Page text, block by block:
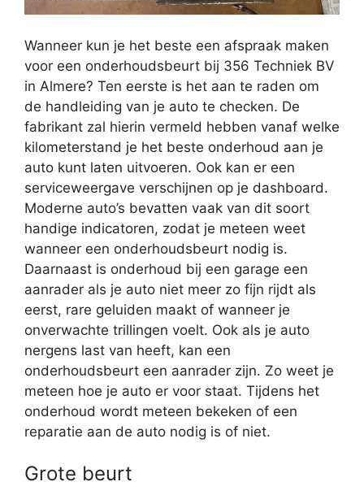
Wanneer kun je het beste een afspraak maken
voor een onderhoudsbeurt bij 356 Techniek BV
in Almere? Ten eerste is het aan te raden om
de handleiding van je auto te checken. De
fabrikant zal hierin vermeld hebben vanaf welke
kilometerstand je het beste onderhoud aan je
auto kunt laten uitvoeren. Ook kan er een
serviceweergave verschijnen op je dashboard.
Moderne auto’s bevatten vaak van dit soort
handige indicatoren, zodat je meteen weet
wanneer een onderhoudsbeurt nodig is.
Daarnaast is onderhoud bij een garage een
aanrader als je auto niet meer zo fijn rijdt als
eerst, rare geluiden maakt of wanneer je
onverwachte trillingen voelt. Ook als je auto
nergens last van heeft, kan een
onderhoudsbeurt een aanrader zijn. Zo weet je
meteen hoe je auto er voor staat. Tijdens het
onderhoud wordt meteen bekeken of een
reparatie aan de auto nodig is of niet.
Grote beurt